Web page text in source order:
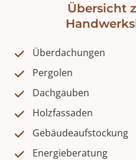
Übersicht
Überdachungen
Pergolen
Dachgauben
Holzfassaden
Gebäudeaufstockung
Energieberatung